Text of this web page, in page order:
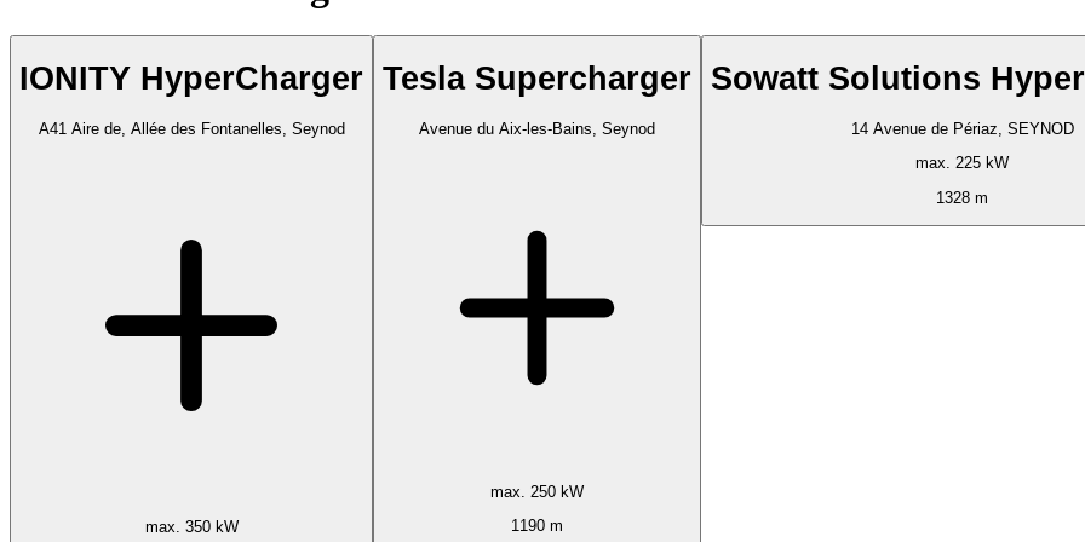
IONITY HyperCharger
A41 Aire de, Allée des Fontanelles, Seynod
max. 350 kW
Tesla Supercharger
Avenue du Aix-les-Bains, Seynod
max. 250 kW
1190 m
Sowatt Solutions
14 Avenue de Périaz, SEYNOD
max. 225 kW
1328 m